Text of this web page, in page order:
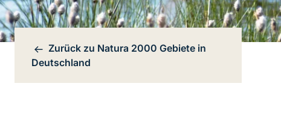
Bereichsnavigation
Zurück zu Natura 2000 Gebiete in
Deutschland